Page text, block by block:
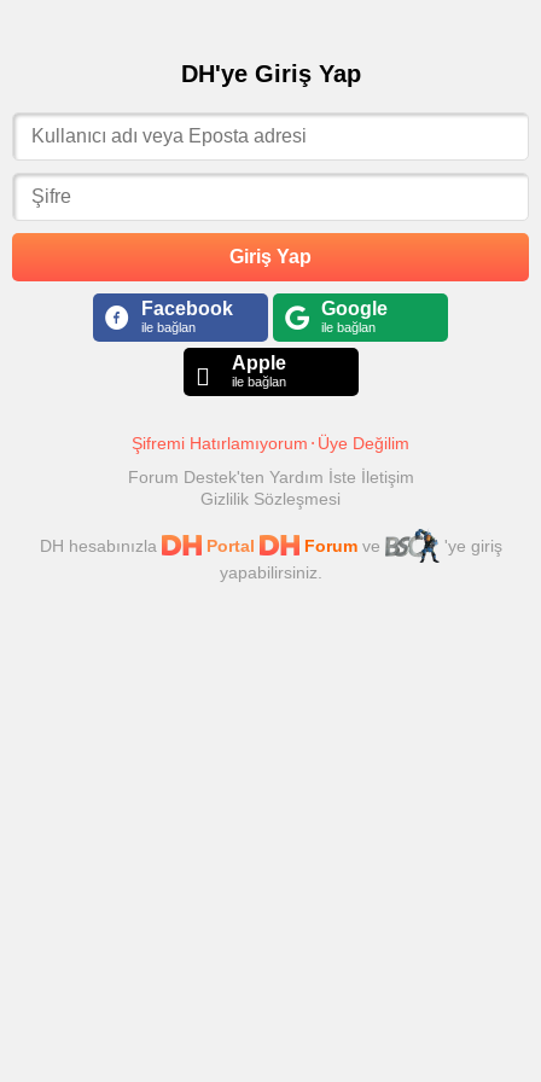
DH'ye Giriş Yap
Giriş Yap
Facebook
ile bağlan
Google
ile bağlan
Apple
ile bağlan
Şifremi Hatırlamıyorum
Üye Değilim
Forum Destek'ten Yardım İste İletişim
Gizlilik Sözleşmesi
DH hesabınızla Portal Forumve
'ye giriş
yapabilirsiniz.